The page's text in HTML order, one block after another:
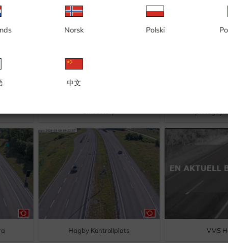
Norsk Polski
中文
Hagby Kontrollplats VMS